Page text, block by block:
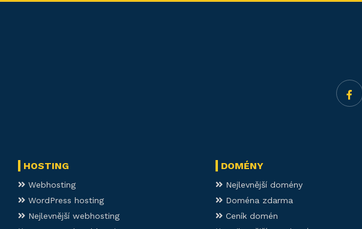
HOSTING
Webhosting
WordPress hosting
Nejlevnější webhosting
DOMÉNY
Nejlevnější domény
Doména zdarma
Ceník domén